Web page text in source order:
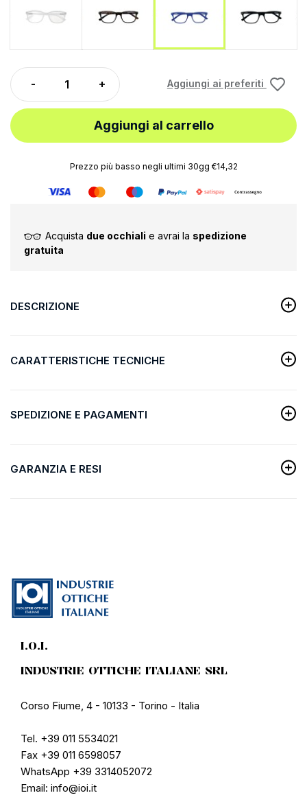
Aggiungi ai preferiti
Aggiungi al carrello
Prezzo più basso negli ultimi 30gg €14,32
Acquista due occhiali e avrai la spedizione
gratuita
DESCRIZIONE
CARATTERISTICHE TECNICHE
SPEDIZIONE E PAGAMENTI
GARANZIA E RESI
I.O.I.
INDUSTRIE OTTICHE ITALIANE SRL
Corso Fiume, 4 - 10133 - Torino - Italia
Tel. +39 011 5534021
Fax +39 011 6598057
WhatsApp +39 3314052072
Email: info@ioi.it